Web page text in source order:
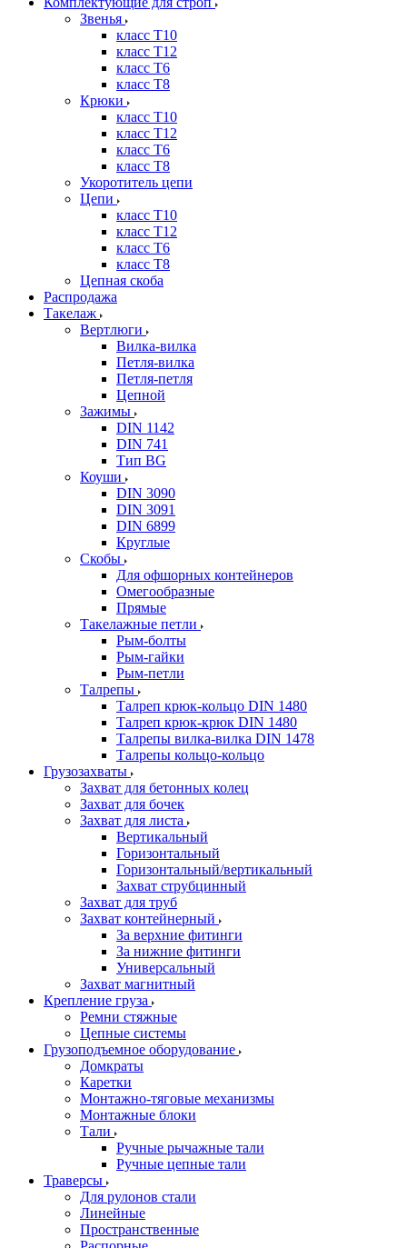
Звенья
класс Т10
класс Т12
класс Т6
класс Т8
Крюки
класс Т10
класс Т12
класс Т6
класс Т8
Укоротитель цепи
Цепи
класс Т10
класс Т12
класс Т6
класс Т8
Цепная скоба
Распродажа
Такелаж
Вертлюги
Вилка-вилка
Петля-вилка
Петля-петля
Цепной
Зажимы
DIN 1142
DIN 741
Тип BG
Коуши
DIN 3090
DIN 3091
DIN 6899
Круглые
Скобы
Для офшорных контейнеров
Омегообразные
Прямые
Такелажные петли
Рым-болты
Рым-гайки
Рым-петли
Талрепы
Талреп крюк-кольцо DIN 1480
Талреп крюк-крюк DIN 1480
Талрепы вилка-вилка DIN 1478
Талрепы кольцо-кольцо
Грузозахваты
Захват для бетонных колец
Захват для бочек
Захват для листа
Вертикальный
Горизонтальный
Горизонтальный/вертикальный
Захват струбцинный
Захват для труб
Захват контейнерный
За верхние фитинги
За нижние фитинги
Универсальный
Захват магнитный
Крепление груза
Ремни стяжные
Цепные системы
Грузоподъемное оборудование
Домкраты
Каретки
Монтажно-тяговые механизмы
Монтажные блоки
Тали
Ручные рычажные тали
Ручные цепные тали
Траверсы
Для рулонов стали
Линейные
Пространственные